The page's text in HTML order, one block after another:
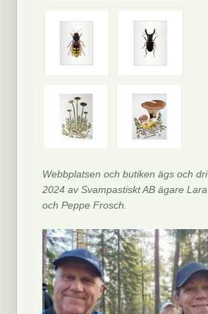
Webbplatsen och butiken ägs och
2024 av Svampastiskt AB ägare
och Peppe Frosch.